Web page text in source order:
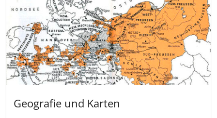
Geografie und Karten